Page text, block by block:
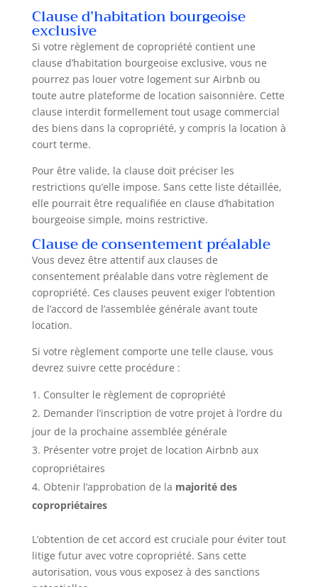
Clause d’habitation bourgeoise
exclusive
Si votre règlement de copropriété contient une
clause d’habitation bourgeoise exclusive, vous ne
pourrez pas louer votre logement sur Airbnb ou
toute autre plateforme de location saisonnière. Cette
clause interdit formellement tout usage commercial
des biens dans la copropriété, y compris la location à
court terme.
Pour être valide, la clause doit préciser les
restrictions qu’elle impose. Sans cette liste détaillée,
elle pourrait être requalifiée en clause d’habitation
bourgeoise simple, moins restrictive.
Clause de consentement préalable
Vous devez être attentif aux clauses de
consentement préalable dans votre règlement de
copropriété. Ces clauses peuvent exiger l’obtention
de l’accord de l’assemblée générale avant toute
location.
Si votre règlement comporte une telle clause, vous
devrez suivre cette procédure :
Consulter le règlement de copropriété
Demander l’inscription de votre projet à l’ordre du
jour de la prochaine assemblée générale
Présenter votre projet de location Airbnb aux
copropriétaires
Obtenir l’approbation de la majorité des
copropriétaires
L’obtention de cet accord est cruciale pour éviter tout
litige futur avec votre copropriété. Sans cette
autorisation, vous vous exposez à des sanctions